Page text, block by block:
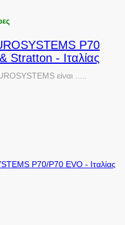
P70
Stratton - Ιταλίας
είναι .....